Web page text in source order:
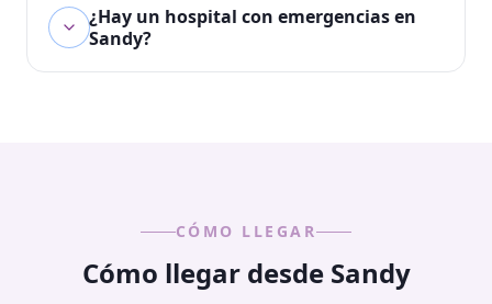
¿Hay un hospital con emergencias en
Sandy?
CÓMO LLEGAR
Cómo llegar desde Sandy